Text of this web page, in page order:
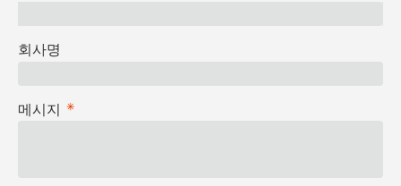
회사명
메시지